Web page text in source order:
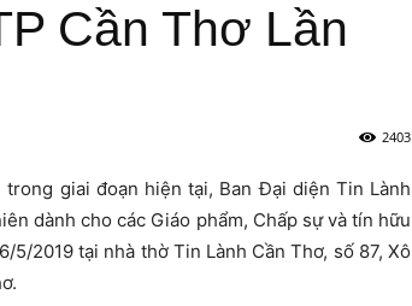
Cần Thơ Lần
2403
trong giai đoạn hiện tại, Ban Đại diện Tin Lành
dành cho các Giáo phẩm, Chấp sự và tín hữu
2019 tại nhà thờ Tin Lành Cần Thơ, số 87, Xô